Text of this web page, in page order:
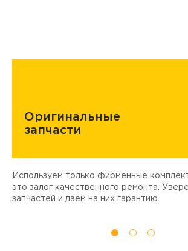
Оригинальные
запчасти
Используем только фирменные
это залог качественного ремонта.
запчастей и даем на них гарантию.